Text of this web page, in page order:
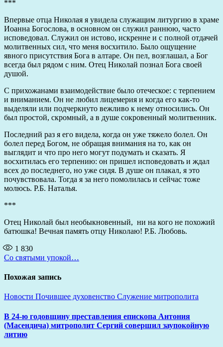
***
Впервые отца Николая я увидела служащим литургию в храме
Иоанна Богослова, в основном он служил раннюю, часто
исповедовал. Служил он истово, искренне и с полной отдачей
молитвенных сил, что меня восхитило. Было ощущение
явного присутствия Бога в алтаре. Он пел, возглашал, а Бог
всегда был рядом с ним. Отец Николай познал Бога своей
душой.
С прихожанами взаимодействие было отеческое: с терпением
и вниманием. Он не любил лицемерия и когда его как-то
выделяли или подчеркнуто вежливо к нему относились. Он
был простой, скромный, а в душе сокровенный молитвенник.
Последний раз я его видела, когда он уже тяжело болел. Он
болел перед Богом, не обращая внимания на то, как он
выглядит и что про него могут подумать и сказать. Я
восхитилась его терпению: он пришел исповедовать и ждал
всех до последнего, но уже сидя. В душе он плакал, я это
почувствовала. Тогда я за него помолилась и сейчас тоже
молюсь. Р.Б. Наталья.
***
Отец Николай был необыкновенный, ни на кого не похожий
батюшка! Вечная память отцу Николаю! Р.Б. Любовь.
1 830
Навигация
по
Со святыми упокой…
Похожая запись
Новости Почившее духовенство Служение митрополита
В 24-ю годовщину преставления епископа Антония
(Масендича) митрополит Сергий совершил заупокойную
литию